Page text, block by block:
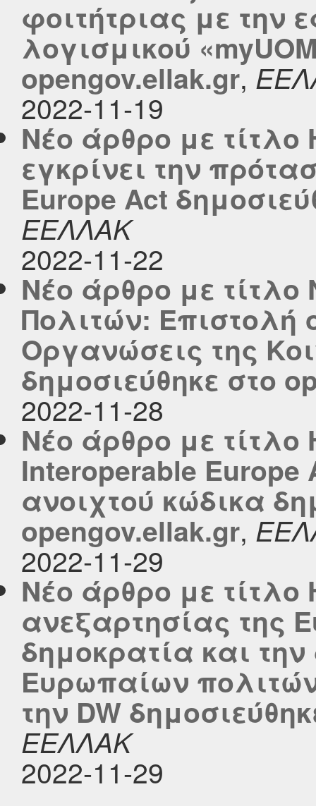
φοιτήτριας με την
λογισμικού
opengov.ellak.gr,
2022-11-19
Νέο άρθρο με
εγκρίνει την
Europe Act
ΕΕΛΛΑΚ
2022-11-22
Νέο άρθρο με
Πολιτών: Επιστολή
Οργανώσεις της
δημοσιεύθηκε στο
2022-11-28
Νέο άρθρο με
Interoperable Europe
ανοιχτού κώδικα
opengov.ellak.gr,
2022-11-29
Νέο άρθρο με
ανεξαρτησίας της
δημοκρατία και
Ευρωπαίων
την DW
ΕΕΛΛΑΚ
2022-11-29